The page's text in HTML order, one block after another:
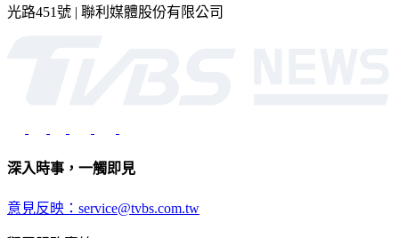
光路451號 | 聯利媒體股份有限公司
深入時事，一觸即見
意見反映：service@tvbs.com.tw